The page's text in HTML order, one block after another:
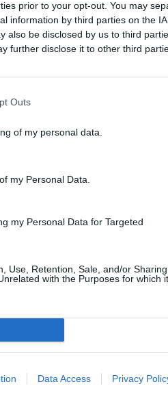
prior to your opt-out. You may
information by third parties on the
also be disclosed by us to third
further disclose it to other third
Outs
of my personal data.
my Personal Data.
my Personal Data for Targeted
Use, Retention, Sale, and/or Sharing
with the Purposes for which it
Data Access Privacy
repete
Concelhio
novamente em destaque, ao
reúne 32 jogadores.